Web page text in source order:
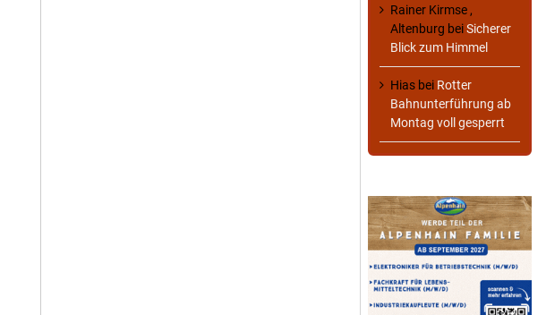
Rainer Kirmse ,
Altenburg beiSicherer
Blick zum Himmel
Hias bei Rotter
Bahnunterführung ab
Montag voll gesperrt